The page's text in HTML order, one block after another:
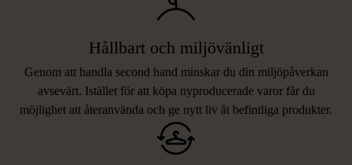
Hållbart och miljövänligt
Genom att handla second hand minskar du din miljöpåverkan
avsevärt. Istället för att köpa nyproducerade varor får du
möjlighet att återanvända och ge nytt liv åt befintliga produkter.